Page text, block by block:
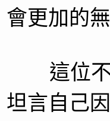
會更加的
這位不
坦言自己